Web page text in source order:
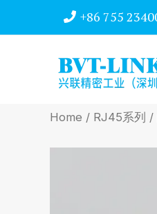
+86 755
Home / RJ45系列 /